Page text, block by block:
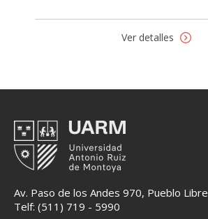
Ver detalles
Av. Paso de los Andes 970, Pueblo Libre
Telf: (511) 719 - 5990